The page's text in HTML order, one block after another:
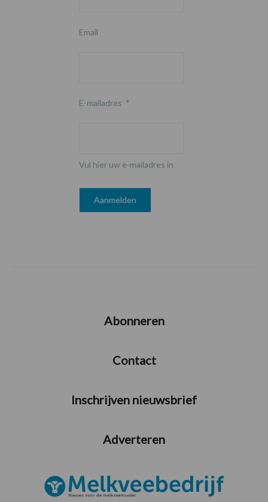
Email
E-mailadres *
Vul hier uw e-mailadres in
Abonneren
Contact
Inschrijven nieuwsbrief
Adverteren